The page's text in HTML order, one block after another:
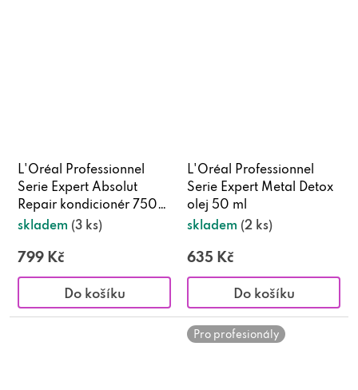
L'Oréal Professionnel
Serie Expert Absolut
Repair kondicionér 750
ml
skladem (3 ks)
799 Kč
Do košíku
L'Oréal Professionnel
Serie Expert Metal Detox
olej 50 ml
skladem (2 ks)
635 Kč
Do košíku
Pro profesionály